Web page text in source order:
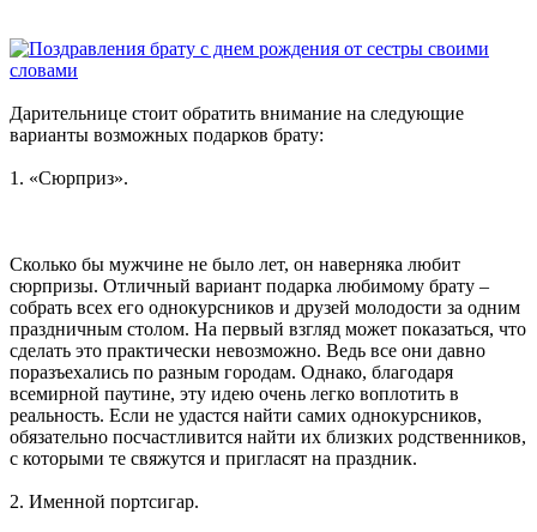
Дарительнице стоит обратить внимание на следующие
варианты возможных подарков брату:
1. «Сюрприз».
Сколько бы мужчине не было лет, он наверняка любит
сюрпризы. Отличный вариант подарка любимому брату –
собрать всех его однокурсников и друзей молодости за одним
праздничным столом. На первый взгляд может показаться, что
сделать это практически невозможно. Ведь все они давно
поразъехались по разным городам. Однако, благодаря
всемирной паутине, эту идею очень легко воплотить в
реальность. Если не удастся найти самих однокурсников,
обязательно посчастливится найти их близких родственников,
с которыми те свяжутся и пригласят на праздник.
2. Именной портсигар.